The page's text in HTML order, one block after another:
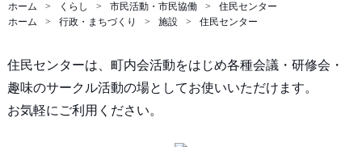
ホーム くらし 市民活動・市民協働
住民センター
ホーム
行政・まちづくり 施設 住民センター
住民センターは、町内会活動をはじめ各種会議・研修会・
趣味のサークル活動の場としてお使いいただけます。
お気軽にご利用ください。